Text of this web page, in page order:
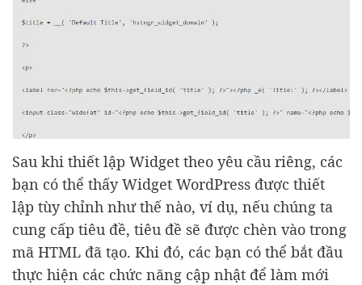
Sau khi thiết lập Widget theo yêu cầu riêng, các
bạn có thể thấy Widget WordPress được thiết
lập tùy chỉnh như thế nào, ví dụ, nếu chúng ta
cung cấp tiêu đề, tiêu đề sẽ được chèn vào trong
mã HTML đã tạo. Khi đó, các bạn có thể bắt đầu
thực hiện các chức năng cập nhật để làm mới